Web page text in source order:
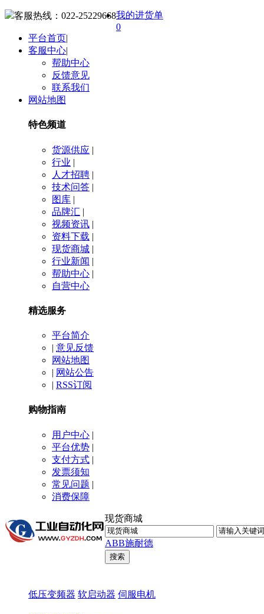
客服热线： 022-25229668我的进货单
0
平台首页|
客服中心|
帮助中心
反馈意见
联系我们
网站地图
特色频道
货源供应 |
行业 |
人才招聘 |
技术问答 |
图库 |
品牌汇 |
视频资讯 |
资料下载 |
现货商城 |
行业新闻 |
帮助中心 |
自营中心
精选服务
平台简介
| 意见反馈
网站地图
| 网站公告
| RSS订阅
购物指南
用户中心 |
平台优势 |
支付方式 |
发票须知
常见问题 |
消费保障
现货商城
ABB施耐德
低压变频器 软启动器 伺服电机